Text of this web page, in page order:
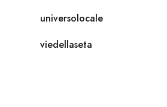
universolocale
viedellaseta